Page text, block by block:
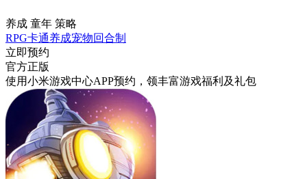
养成 童年 策略
RPG卡通养成宠物回合制
立即预约
官方正版
使用小米游戏中心APP预约 ，领丰富游戏福利 及礼包